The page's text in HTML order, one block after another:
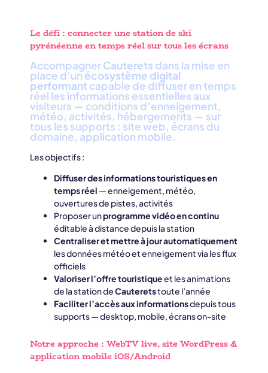
Le défi : connecter une station de ski
pyrénéenne en temps réel sur tous les écrans
AccompagnerCauterets dans la mise en
place d’unécosystème digital
performantcapable de diffuser en temps
réel les informations essentielles aux
visiteurs — conditions d’enneigement,
météo, activités, hébergements — sur
tous les supports : site web, écrans du
domaine, application mobile.
Les objectifs :
Diffuser des informations touristiques en
temps réel — enneigement, météo,
ouvertures de pistes, activités
Proposer unprogramme vidéo en continu
éditable à distance depuis la station
Centraliser et mettre à jour automatiquement
les données météo et enneigement via les flux
officiels
Valoriser l’offre touristiqueet les animations
de la station deCauteretstoute l’année
Faciliter l’accès aux informationsdepuis tous
supports — desktop, mobile, écrans on-site
Notre approche : WebTV live, site WordPress &
application mobile iOS/Android